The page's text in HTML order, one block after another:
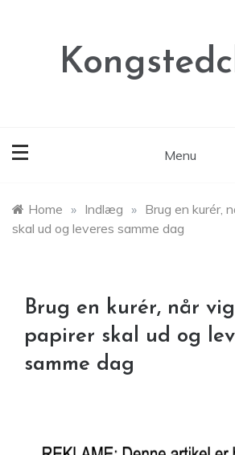
Menu
Home » Indlæg » Brug en kurér,
skal ud og leveres samme dag
Brug en kurér, når
papirer skal ud og
samme dag